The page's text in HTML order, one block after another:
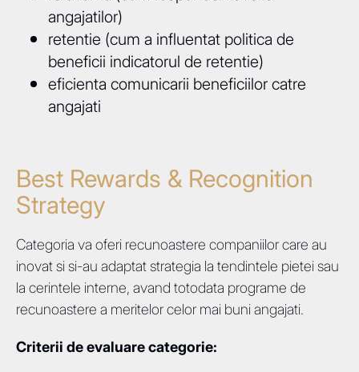
angajatilor)
retentie (cum a influentat politica de
beneficii indicatorul de retentie)
eficienta comunicarii beneficiilor catre
angajati
Best Rewards & Recognition
Strategy
Categoria va oferi recunoastere companiilor care au
inovat si si-au adaptat strategia la tendintele pietei sau
la cerintele interne, avand totodata programe de
recunoastere a meritelor celor mai buni angajati.
Criterii de evaluare categorie: